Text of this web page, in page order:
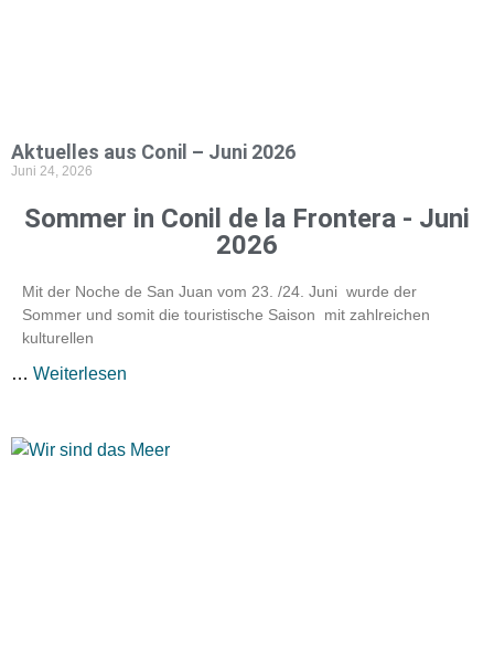
Aktuelles aus Conil – Juni 2026
Juni 24, 2026
Sommer in Conil de la Frontera - Juni
2026
Mit der Noche de San Juan vom 23. /24. Juni wurde der
Sommer und somit die touristische Saison mit zahlreichen
kulturellen
… Weiterlesen